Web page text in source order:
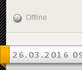
Offline
26.03.2016